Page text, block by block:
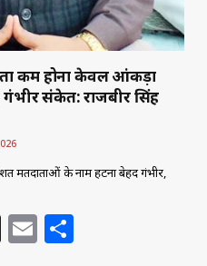
कम होना केवल आंकड़ा
संकेत: राजबीर सिंह
मतदाताओं के नाम हटना बेहद गंभीर,
X E